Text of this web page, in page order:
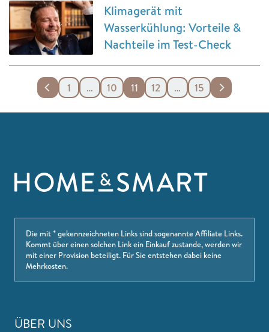
Klimagerät mit
Wasserkühlung: Vorteile &
Nachteile im Test-Check
1 … 10 11 12 … 15
Die mit * gekennzeichneten Links sind sogenannte Affiliate Links.
Kommt über einen solchen Link ein Einkauf zustande, werden wir
mit einer Provision beteiligt. Für Sie entstehen dabei keine
Mehrkosten.
ÜBER UNS